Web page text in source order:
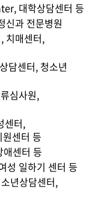
대학상담센터 등
신과 전문병원
치매센터,
담센터, 청소년
심사원,
센터,
센터 등
센터 등
성 일하기 센터 등
년상담센터,